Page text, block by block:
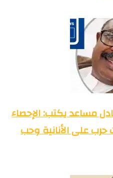
مساعد يكتب: الإحصاء
على الأنانية وحب